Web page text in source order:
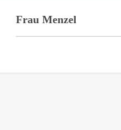
Frau Menzel